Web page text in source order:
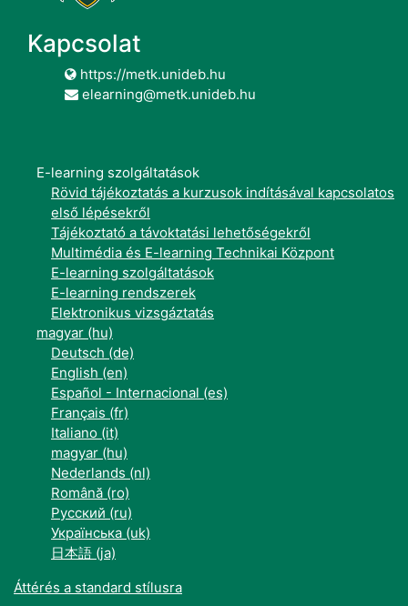
Kapcsolat
https://metk.unideb.hu
elearning@metk.unideb.hu
E-learning szolgáltatások
Rövid tájékoztatás a kurzusok indításával kapcsolatos
első lépésekről
Tájékoztató a távoktatási lehetőségekről
Multimédia és E-learning Technikai Központ
E-learning szolgáltatások
E-learning rendszerek
Elektronikus vizsgáztatás
magyar ‎(hu)‎
Deutsch ‎(de)‎
English ‎(en)‎
Español - Internacional ‎(es)‎
Français ‎(fr)‎
Italiano ‎(it)‎
magyar ‎(hu)‎
Nederlands ‎(nl)‎
Română ‎(ro)‎
Русский ‎(ru)‎
Українська ‎(uk)‎
日本語 ‎(ja)‎
Áttérés a standard stílusra